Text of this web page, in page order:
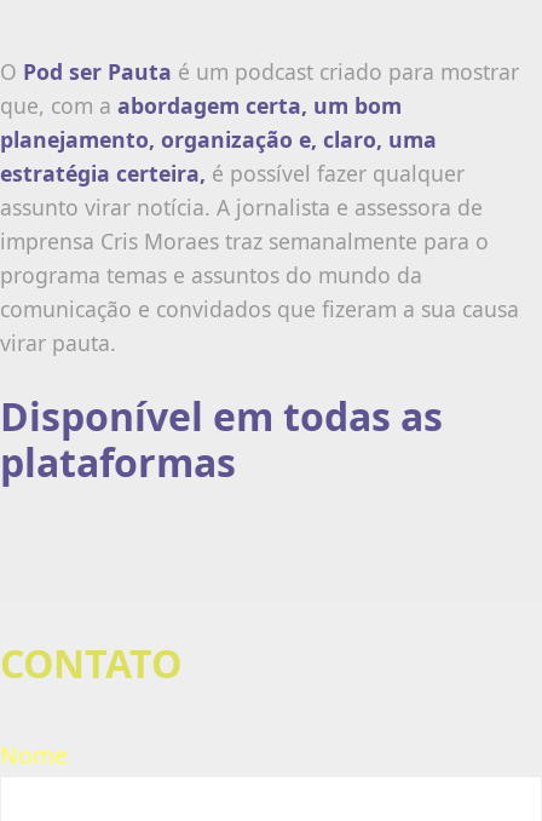
O Pod ser Pauta é um podcast criado para mostrar
que, com a abordagem certa, um bom
planejamento, organização e, claro, uma
estratégia certeira, é possível fazer qualquer
assunto virar notícia. A jornalista e assessora de
imprensa Cris Moraes traz semanalmente para o
programa temas e assuntos do mundo da
comunicação e convidados que fizeram a sua causa
virar pauta.
Disponível em todas as
plataformas
CONTATO
Nome